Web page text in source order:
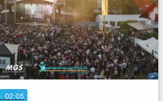
· 02:05